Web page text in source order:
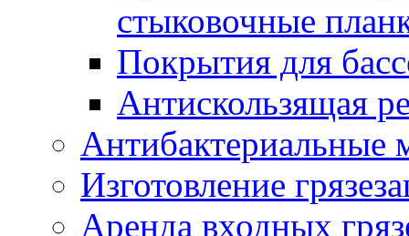
стыковочные
Покрытия для
Антискользящая
Антибактериальные
Изготовление
Аренда входных